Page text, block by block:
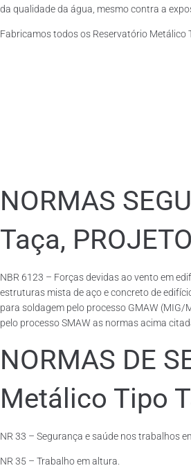
da qualidade da água, mesmo contra a
Fabricamos todos os Reservatório Metálico
NORMAS
Taça,
NBR 6123 – Forças devidas ao vento em
estruturas mista de aço e concreto de
para soldagem pelo processo GMAW (MIG/
pelo processo SMAW as normas acima
NORMAS DE
Metálico Tipo
NR 33 – Segurança e saúde nos trabalhos
NR 35 – Trabalho em altura.